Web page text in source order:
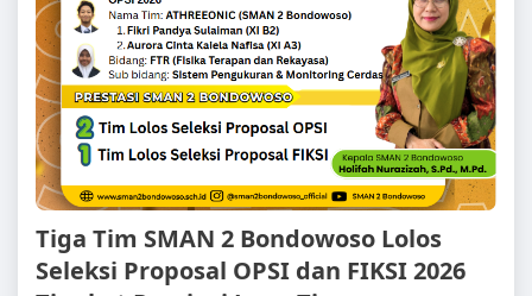
Tiga Tim SMAN 2 Bondowoso Lolos
Seleksi Proposal OPSI dan FIKSI 2026